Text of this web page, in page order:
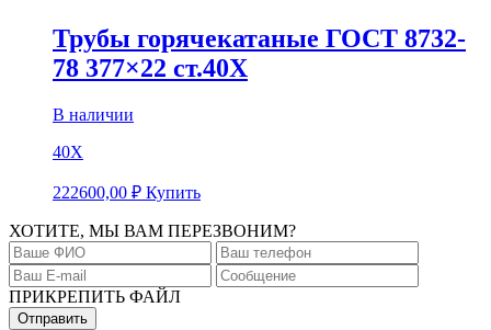
Трубы горячекатаные ГОСТ 8732-
78 377×22 ст.40Х
В наличии
40Х
222600,00 ₽ Купить
ХОТИТЕ, МЫ ВАМ ПЕРЕЗВОНИМ?
ПРИКРЕПИТЬ ФАЙЛ